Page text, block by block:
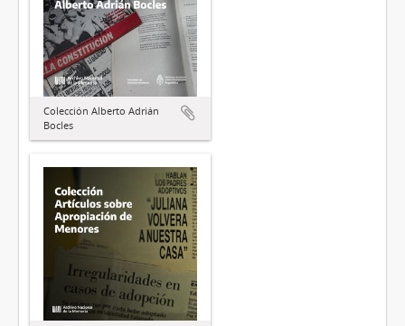
Colección Alberto Adrián
Bocles